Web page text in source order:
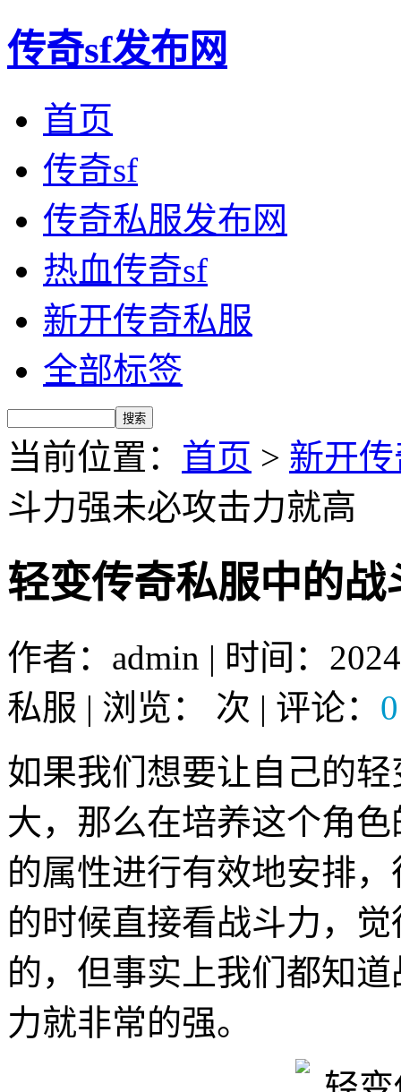
传奇sf发布网
首页
传奇sf
传奇私服发布网
热血传奇sf
新开传奇私服
全部标签
当前位置： 首页 > 新开
斗力强未必攻击力就高
轻变传奇私服中的
作者：admin | 时间：
私服 | 浏览：
次 | 评论： 0
如果我们想要让自己的
大，那么在培养这个角
的属性进行有效地安排
的时候直接看战斗力，
的，但事实上我们都知
力就非常的强。